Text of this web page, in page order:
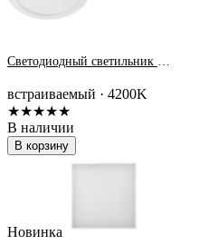
Светодиодный светильник 18W 4200K 4K круг 225(200)x20 DRRW18ELC Ecola
встраиваемый · 4200K
★★★★★
В наличии
В корзину
Новинка